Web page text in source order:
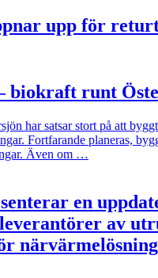
upp för
biokraft runt
har satsar stort på att
Fortfarande planeras,
Även om …
en
av